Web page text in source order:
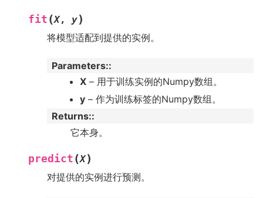
fit (X, y)
将模型适配到提供的实例。
Parameters:
X – 用于训练实例的Numpy数组。
y – 作为训练标签的Numpy数组。
Returns:
它本身。
predict (X)
对提供的实例进行预测。